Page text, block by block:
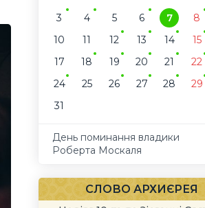
3
4 5 6 7 8
10
11 12 13 14 15
17
18 19 20 21 22
24
25 26 27 28 29
31
День поминання владики
Роберта Москаля
СЛОВО АРХИЄРЕЯ